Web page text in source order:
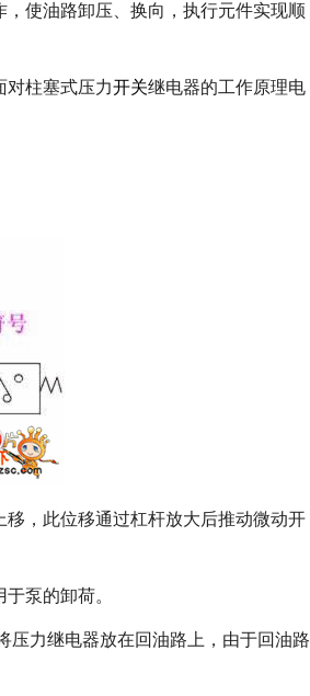
，使油路卸压、换向，执行元件实现顺
柱塞式压力开关继电器的工作原理电
，此位移通过杠杆放大后推动微动开
泵的卸荷。
力继电器放在回油路上，由于回油路